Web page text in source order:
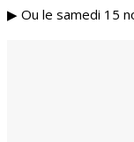
▶︎ Ou le samedi 15